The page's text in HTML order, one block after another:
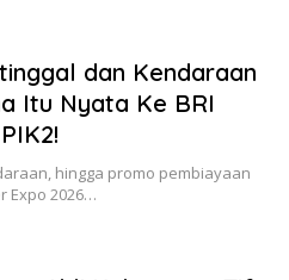
dan Kendaraan
Itu Nyata Ke BRI
hingga promo pembiayaan
Expo 2026…